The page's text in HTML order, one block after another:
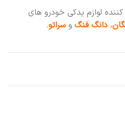
کننده لوازم یدکی خودرو های
، دانگ فنگ و سراتو.